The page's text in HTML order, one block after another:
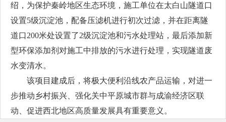
绍，为保护秦岭地区生态环境，施工单位在太白山隧道口
设置5级沉淀池，配备压滤机进行初次过滤，并在距离隧
道口200米处设置了2级沉淀池和污水处理站，最后添加新
型环保添加剂对施工中排放的污水进行处理，实现隧道废
水变清水。
该项目建成后，将极大便利沿线农产品运输，对进一
步推动乡村振兴、强化关中平原城市群与成渝经济区联
动、促进西北地区高质量发展具有重要意义。